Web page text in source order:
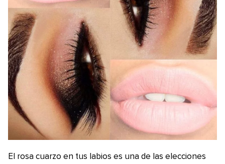
El rosa cuarzo en tus labios es una de las elecciones